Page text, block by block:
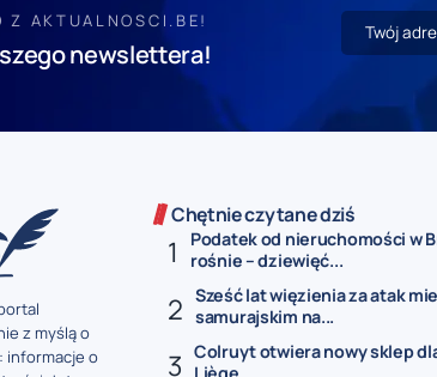
Z AKTUALNOSCI.BE!
newslettera!
z myślą o
informacje o
Chętnie czytane dziś
Podatek od nieruchomości w
rośnie – dziewięć...
Sześć lat więzienia za atak
samurajskim na...
Colruyt otwiera nowy sklep